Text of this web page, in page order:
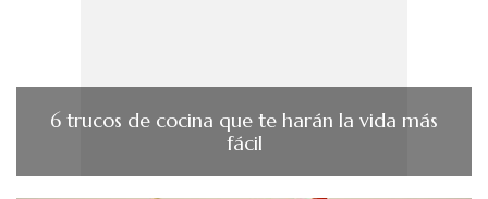
6 trucos de cocina que te harán la vida más
fácil